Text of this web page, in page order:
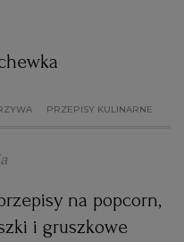
PRZEPISY KULINARNE
na popcorn,
i gruszkowe